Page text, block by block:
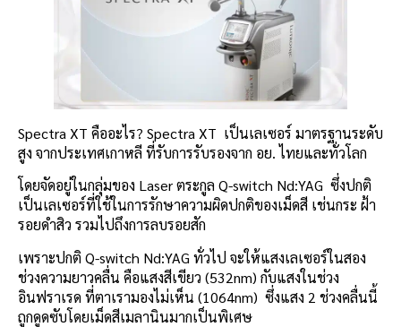
Spectra XT คืออะไร? Spectra XT เป็นเลเซอร์ มาตรฐานระดับ
สูง จากประเทศเกาหลี ที่รับการรับรองจาก อย. ไทยและทั่วโลก
โดยจัดอยู่ในกลุ่มของ Laser ตระกูล Q-switch Nd:YAG ซึ่งปกติ
เป็นเลเซอร์ที่ใช้ในการรักษาความผิดปกติของเม็ดสี เช่นกระ ฝ้า
รอยดำสิว รวมไปถึงการลบรอยสัก
เพราะปกติ Q-switch Nd:YAG ทั่วไป จะให้แสงเลเซอร์ในสอง
ช่วงความยาวคลื่น คือแสงสีเขียว (532nm) กับแสงในช่วง
อินฟราเรด ที่ตาเรามองไม่เห็น (1064nm) ซึ่งแสง 2 ช่วงคลื่นนี้
ถูกดูดซับโดยเม็ดสีเมลานินมากเป็นพิเศษ